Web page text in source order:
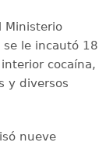
Ministerio
se le incautó 18
cocaína,
y diversos
nueve